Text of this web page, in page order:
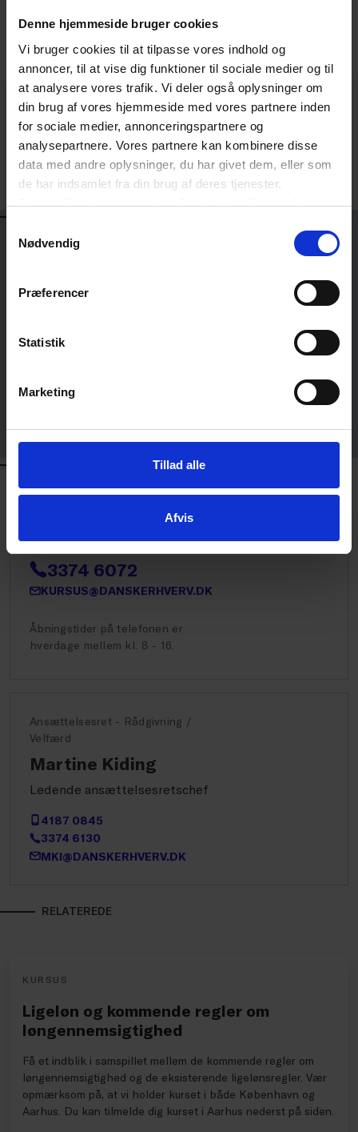
Denne hjemmeside bruger cookies
Vi bruger cookies til at tilpasse vores indhold og
annoncer, til at vise dig funktioner til sociale medier og til
at analysere vores trafik. Vi deler også oplysninger om
din brug af vores hjemmeside med vores partnere inden
for sociale medier, annonceringspartnere og
analysepartnere. Vores partnere kan kombinere disse
data med andre oplysninger, du har givet dem, eller som
de har indsamlet fra din brug af deres tjenester.
Du kan til enhver tid ændre eller trække dit samtykke
hjørne på websitet.
Nødvendig
Præferencer
Statistik
Marketing
Tillad alle
Afvis
Afmeldingsfrist d. 29. september 2026
Digitale kursusbeviser
Efter kurset vil du modtage et digitalt kursusbevis
direkte i din indbakke. Du kan læse mere om vores
kursusbeviser her.
Martine Kiding
Martin Jeppesen Nyborg
3374 6072
KURSUS@DANSKERHVERV.DK
Åbningstider på telefonen er
hverdage mellem kl. 8 - 16.
Ansættelsesret - Rådgivning /
Velfærd
Martine Kiding
Ledende ansættelsesretschef
4187 0845
3374 6130
MKI@DANSKERHVERV.DK
RELATEREDE
KURSUS
Ligeløn og kommende regler om
løngennemsigtighed
Få et indblik i samspillet mellem de kommende regler om
løngennemsigtighed og de eksisterende ligelønsregler. Vær
opmærksom på, at vi holder kurset i både København og
Aarhus. Du kan tilmelde dig kurset i Aarhus nederst på siden.